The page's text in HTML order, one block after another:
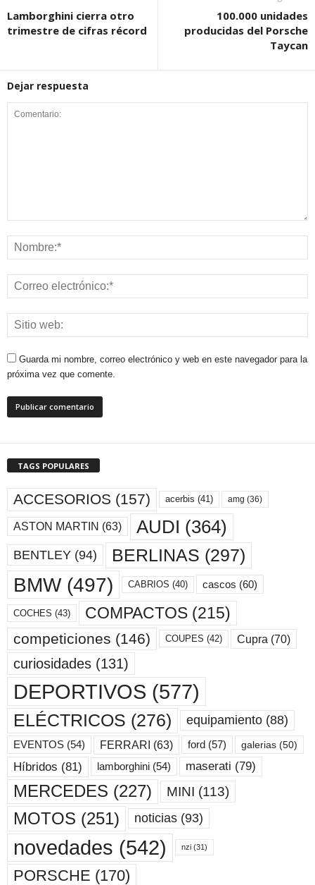
Lamborghini cierra otro
trimestre de cifras récord
100.000 unidades
producidas del Porsche
Taycan
Dejar respuesta
Guarda mi nombre, correo electrónico y web en este navegador para la
próxima vez que comente.
TAGS POPULARES
ACCESORIOS (157) acerbis (41) amg (36)
ASTON MARTIN (63) AUDI (364)
BENTLEY (94) BERLINAS (297)
BMW(497) CABRIOS (40) cascos (60)
COCHES (43) COMPACTOS (215)
competiciones (146) COUPES (42) Cupra (70)
curiosidades (131)
DEPORTIVOS (577)
ELÉCTRICOS (276) equipamiento (88)
EVENTOS (54) FERRARI (63) ford (57) galerias (50)
Híbridos (81) lamborghini (54) maserati (79)
MERCEDES (227) MINI (113)
MOTOS (251) noticias (93)
novedades (542) nzi (31)
PORSCHE (170)